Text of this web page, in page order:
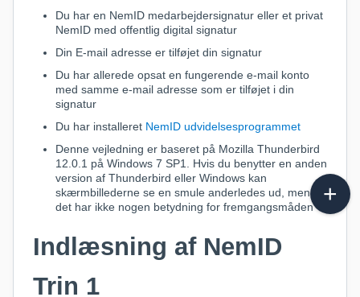
Du har en NemID medarbejdersignatur eller et privat
NemID med offentlig digital signatur
Din E-mail adresse er tilføjet din signatur
Du har allerede opsat en fungerende e-mail konto
med samme e-mail adresse som er tilføjet i din
signatur
Du har installeret NemID udvidelsesprogrammet
Denne vejledning er baseret på Mozilla Thunderbird
12.0.1 på Windows 7 SP1. Hvis du benytter en anden
version af Thunderbird eller Windows kan
skærmbillederne se en smule anderledes ud, men
det har ikke nogen betydning for fremgangsmåden
Indlæsning af NemID
Trin 1